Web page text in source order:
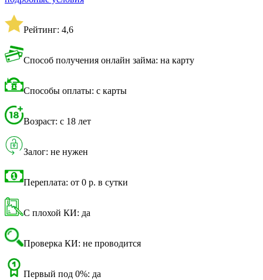
Рейтинг: 4,6
Способ получения онлайн займа: на карту
Способы оплаты: с карты
Возраст: с 18 лет
Залог: не нужен
Переплата: от 0 р. в сутки
С плохой КИ: да
Проверка КИ: не проводится
Первый под 0%: да